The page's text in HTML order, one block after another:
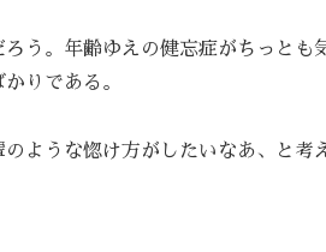
う。年齢ゆえの健忘症がちっとも
りである。
ような惚け方がしたいなあ、と考